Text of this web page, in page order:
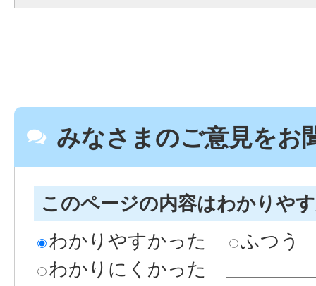
みなさまのご意見をお
このページの内容はわかりや
わかりやすかった
ふつう
わかりにくかった